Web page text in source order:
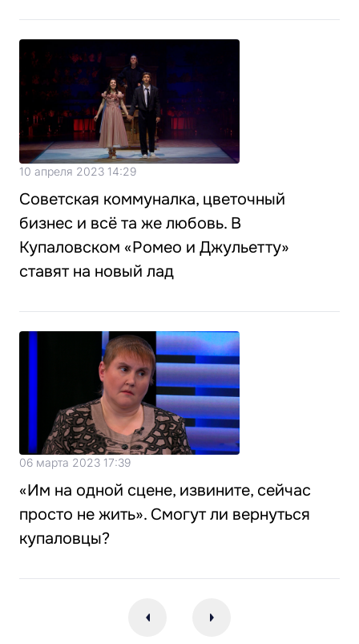
10 апреля 2023 14:29
Советская коммуналка, цветочный
бизнес и всё та же любовь. В
Купаловском «Ромео и Джульетту»
ставят на новый лад
06 марта 2023 17:39
«Им на одной сцене, извините, сейчас
просто не жить». Смогут ли вернуться
купаловцы?